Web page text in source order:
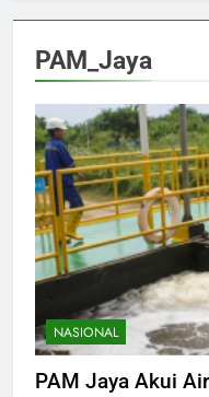
PAM_Jaya
NASIONAL
PAM Jaya Akui